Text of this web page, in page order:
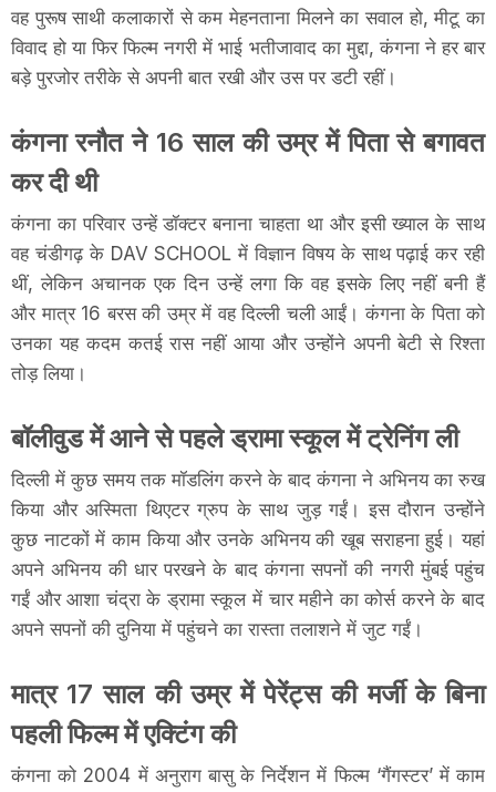
वह पुरूष साथी कलाकारों से कम मेहनताना मिलने का सवाल हो, मीटू का
विवाद हो या फिर फिल्म नगरी में भाई भतीजावाद का मुद्दा, कंगना ने हर बार
बड़े पुरजोर तरीके से अपनी बात रखी और उस पर डटी रहीं।
कंगना रनौत ने 16 साल की उम्र में पिता से बगावत
कर दी थी
कंगना का परिवार उन्हें डॉक्टर बनाना चाहता था और इसी ख्याल के साथ
वह चंडीगढ़ के DAV SCHOOL में विज्ञान विषय के साथ पढ़ाई कर रही
थीं, लेकिन अचानक एक दिन उन्हें लगा कि वह इसके लिए नहीं बनी हैं
और मात्र 16 बरस की उम्र में वह दिल्ली चली आईं। कंगना के पिता को
उनका यह कदम कतई रास नहीं आया और उन्होंने अपनी बेटी से रिश्ता
तोड़ लिया।
बॉलीवुड में आने से पहले ड्रामा स्कूल में ट्रेनिंग ली
दिल्ली में कुछ समय तक मॉडलिंग करने के बाद कंगना ने अभिनय का रुख
किया और अस्मिता थिएटर ग्रुप के साथ जुड़ गईं। इस दौरान उन्होंने
कुछ नाटकों में काम किया और उनके अभिनय की खूब सराहना हुई। यहां
अपने अभिनय की धार परखने के बाद कंगना सपनों की नगरी मुंबई पहुंच
गईं और आशा चंद्रा के ड्रामा स्कूल में चार महीने का कोर्स करने के बाद
अपने सपनों की दुनिया में पहुंचने का रास्ता तलाशने में जुट गईं।
मात्र 17 साल की उम्र में पेरेंट्स की मर्जी के बिना
पहली फिल्म में एक्टिंग की
कंगना को 2004 में अनुराग बासु के निर्देशन में फिल्म ‘गैंगस्टर’ में काम